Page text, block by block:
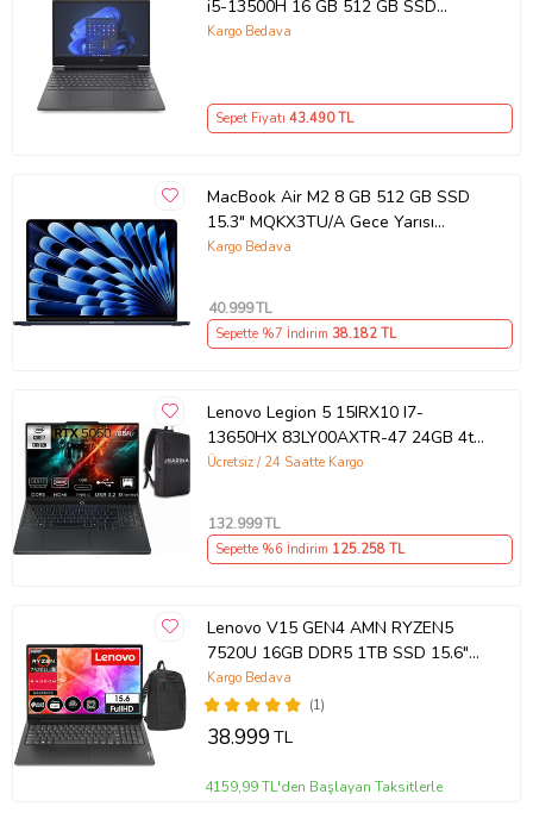
i5-13500H 16 GB 512 GB SSD
RTX4050 15.6" Full HD Gaming
Kargo Bedava
Sepet Fiyatı 43.490TL
MacBook Air M2 8 GB 512 GB SSD
15.3" MQKX3TU/A Gece Yarısı
Outlet (Açıklamayı Okuyunuz)
Kargo Bedava
40.999TL
Sepette %7 İndirim 38.182TL
Lenovo Legion 5 15IRX10 I7-
13650HX 83LY00AXTR-47 24GB 4tb
RTX5060 8gb W11PRO 15.3"
Ücretsiz / 24 Saatte Kargo
132.999TL
Sepette %6 İndirim 125.258TL
Lenovo V15 GEN4 AMN RYZEN5
7520U 16GB DDR5 1TB SSD 15.6"
Dos FHD Dizüstü Bilgisayar
882YU00QYTX03+ZettaÇanta
(1)
Kargo Bedava
38.999TL
4159,99 TL'den Başlayan Taksitlerle